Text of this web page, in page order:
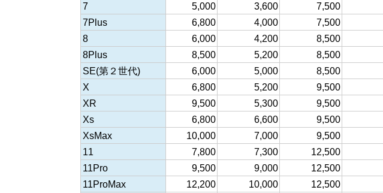
7
5,000 3,600 7,500
7Plus
6,800 4,000 7,500
8
6,000 4,200 8,500
8Plus
8,500 5,200 8,500
SE(第２世代)
6,000 5,000 8,500
X
6,800 5,200 9,500
XR
9,500 5,300 9,500
Xs
6,800 6,600 9,500
XsMax
10,000 7,000 9,500
11
7,800 7,300 12,500
11Pro
9,500 9,000 12,500
11ProMax
12,200 10,000 12,500